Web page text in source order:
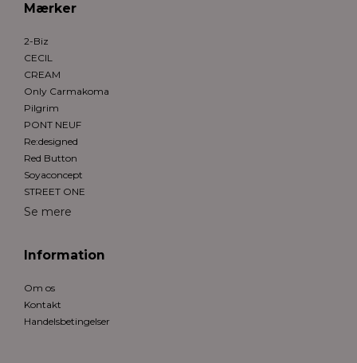
Mærker
2-Biz
CECIL
CREAM
Only Carmakoma
Pilgrim
PONT NEUF
Re:designed
Red Button
Soyaconcept
STREET ONE
Se mere
Information
Om os
Kontakt
Handelsbetingelser